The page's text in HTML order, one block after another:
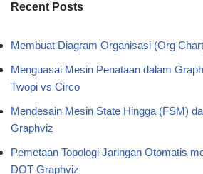
Recent Posts
Membuat Diagram Organisasi (Org
Menguasai Mesin Penataan dalam
Twopi vs Circo
Mendesain Mesin State Hingga (FSM)
Graphviz
Pemetaan Topologi Jaringan Otomatis
DOT Graphviz